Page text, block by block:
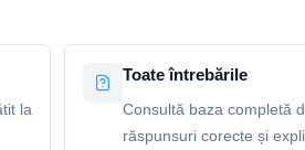
la
Toate întrebările
Consultă baza completă
răspunsuri corecte și